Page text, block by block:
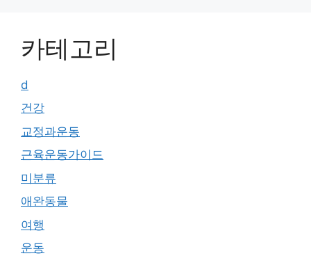
카테고리
d
건강
교정과운동
근육운동가이드
미분류
애완동물
여행
운동